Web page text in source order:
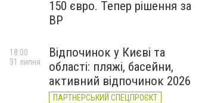
150 євро. Тепер рішення за
ВР
Відпочинок у Києві та
області: пляжі, басейни,
активний відпочинок 2026
ПАРТНЕРСЬКИЙ СПЕЦПРОЄКТ
18:00
31 липня